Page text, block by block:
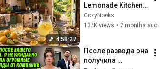
4:58:27
Lemonade Kitchen
🍋 Slow Living
Cottage, Golden
Hours)
CozyNooks
137K views • 2 months ago
После развода она
получила